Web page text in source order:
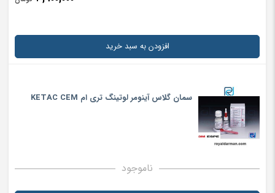
افزودن به سبد خرید
سمان گلاس آینومر لوتینگ تری ام KETAC CEM
ناموجود